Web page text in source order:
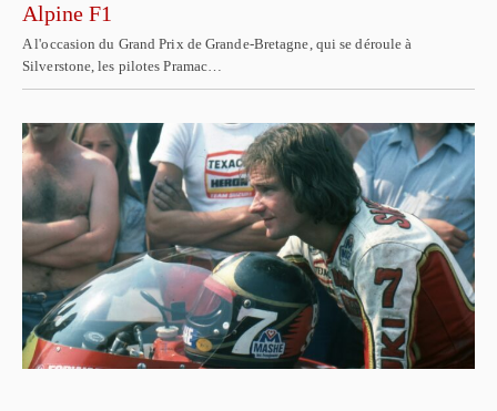
Alpine F1
A l'occasion du Grand Prix de Grande-Bretagne, qui se déroule à
Silverstone, les pilotes Pramac…